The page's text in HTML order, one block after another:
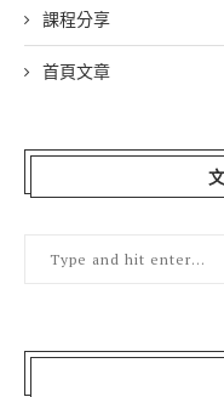
課程分享
首頁文章